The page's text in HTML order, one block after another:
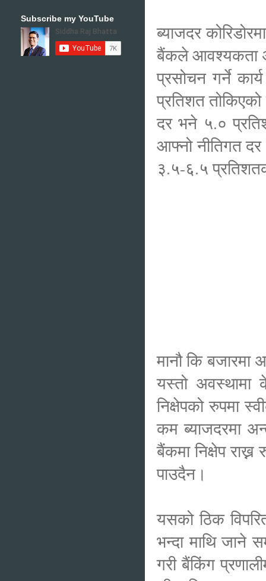
ब्याजदर
बैंकले आवश्यकता
प्रसोचन गर्ने
प्रतिशत
दर भने ५.०
आफ्नो नीतिगत
३.५-६.५
मानौ कि
यस्तो
निक्षेपको रुपमा
कम ब्याजदरमा
बैंकमा निक्षेप
पाउदैन।
यसको ठिक
भन्दा माथि जाने
गरी बैंकिंग
Subscribe my YouTube